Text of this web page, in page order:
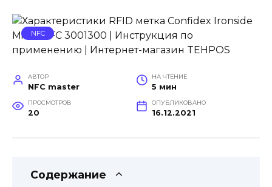
NFC
АВТОР
NFC master
НА ЧТЕНИЕ
5 мин
ПРОСМОТРОВ
20
ОПУБЛИКОВАНО
16.12.2021
Содержание